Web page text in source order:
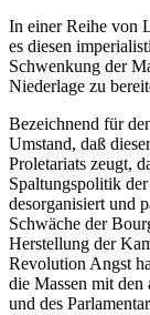
In einer Reihe von
es diesen
Schwenkung der
Niederlage zu
Bezeichnend für
Umstand, daß
Proletariats zeugt,
Spaltungspolitik
desorganisiert und
Schwäche der
Herstellung der
Revolution Angst
die Massen mit
und des